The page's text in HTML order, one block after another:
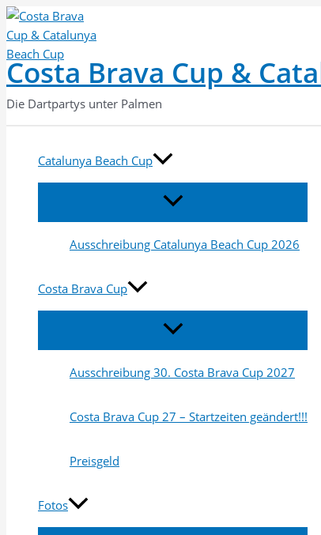
Zum
Inhalt
springen
Costa Brava Cup &
Die Dartpartys unter Palmen
Catalunya Beach Cup
Menü
umschalten
Ausschreibung Catalunya Beach Cup 2026
Costa Brava Cup
Menü
umschalten
Ausschreibung 30. Costa Brava Cup 2027
Costa Brava Cup 27 – Startzeiten geändert!!!
Preisgeld
Fotos